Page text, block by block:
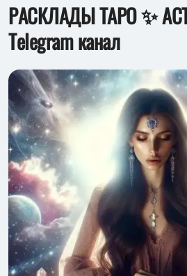
РАСКЛАДЫ ТАРО ✨
Telegram канал